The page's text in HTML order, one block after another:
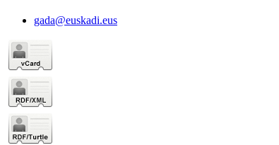
gada@euskadi.eus